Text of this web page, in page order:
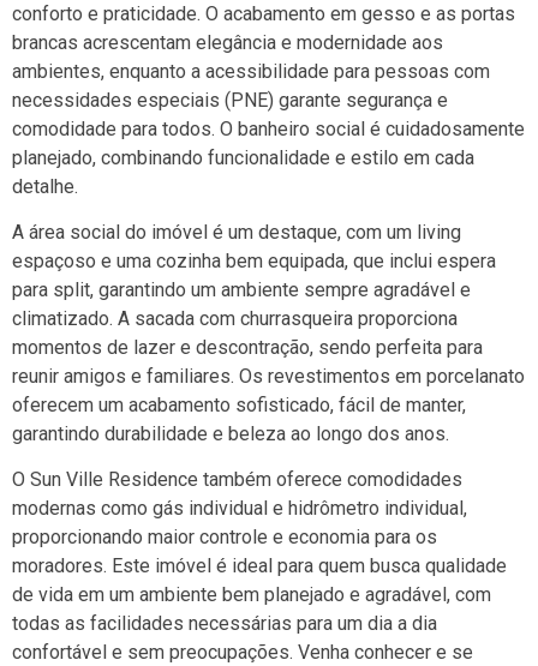
conforto e praticidade. O acabamento em gesso e as portas
brancas acrescentam elegância e modernidade aos
ambientes, enquanto a acessibilidade para pessoas com
necessidades especiais (PNE) garante segurança e
comodidade para todos. O banheiro social é cuidadosamente
planejado, combinando funcionalidade e estilo em cada
detalhe.
A área social do imóvel é um destaque, com um living
espaçoso e uma cozinha bem equipada, que inclui espera
para split, garantindo um ambiente sempre agradável e
climatizado. A sacada com churrasqueira proporciona
momentos de lazer e descontração, sendo perfeita para
reunir amigos e familiares. Os revestimentos em porcelanato
oferecem um acabamento sofisticado, fácil de manter,
garantindo durabilidade e beleza ao longo dos anos.
O Sun Ville Residence também oferece comodidades
modernas como gás individual e hidrômetro individual,
proporcionando maior controle e economia para os
moradores. Este imóvel é ideal para quem busca qualidade
de vida em um ambiente bem planejado e agradável, com
todas as facilidades necessárias para um dia a dia
confortável e sem preocupações. Venha conhecer e se